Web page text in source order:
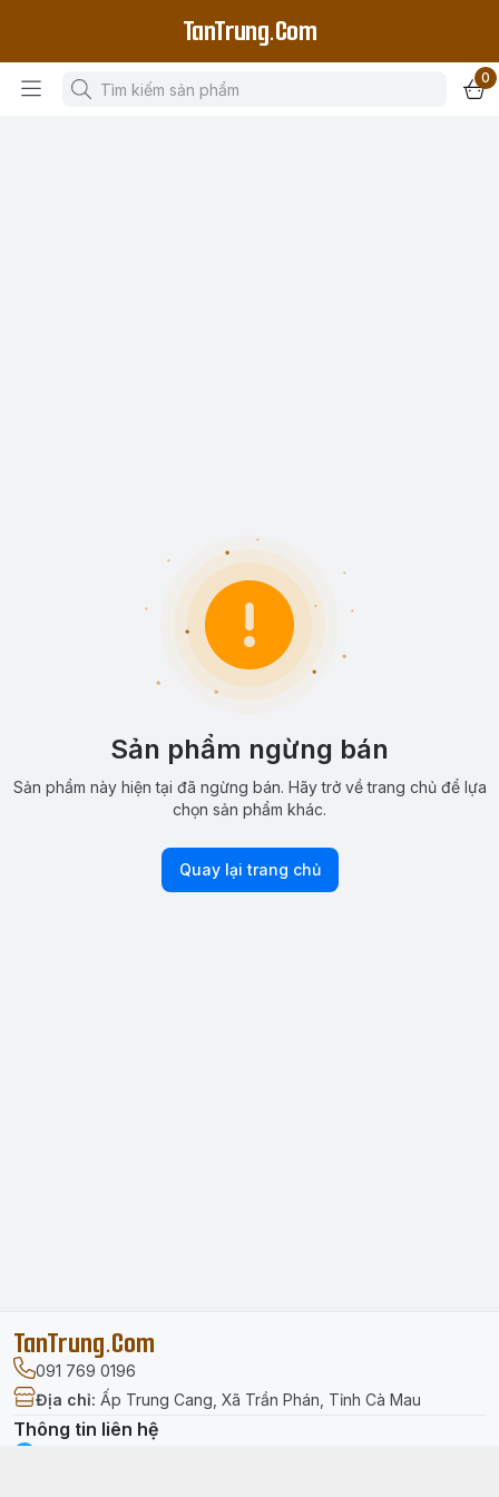
TanTrung.Com
0
Sản phẩm ngừng bán
Sản phẩm này hiện tại đã ngừng bán. Hãy trở về trang chủ để lựa
chọn sản phẩm khác.
Quay lại trang chủ
TanTrung.Com
091 769 0196
Địa chỉ: Ấp Trung Cang, Xã Trần Phán, Tỉnh Cà Mau
Thông tin liên hệ